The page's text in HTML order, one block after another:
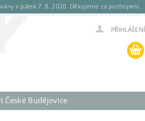
v pátek 7. 8. 2026. Děkujeme za pochopení.
PŘIHLÁŠENÍ
České Budějovice